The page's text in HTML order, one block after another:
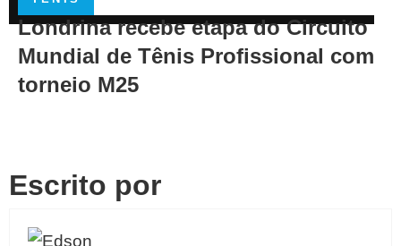
Londrina recebe etapa do Circuito
Mundial de Tênis Profissional com
torneio M25
Escrito por